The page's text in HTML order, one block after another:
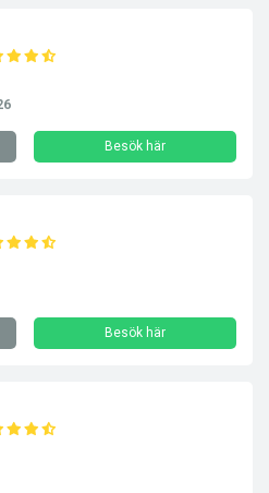
Besök här
Besök här